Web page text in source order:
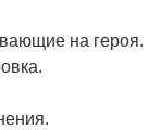
на героя.